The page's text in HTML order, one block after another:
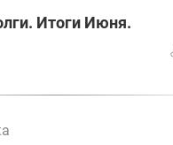
Итоги Июня.